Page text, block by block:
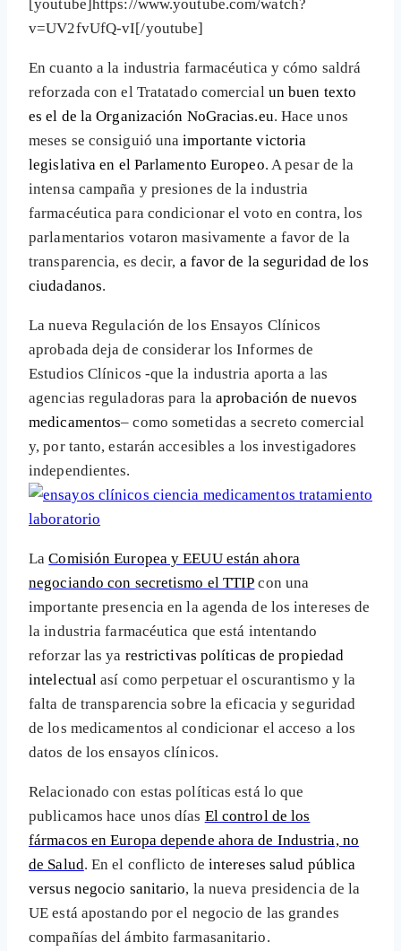
[youtube]https://www.youtube.com/watch?
v=UV2fvUfQ-vI[/youtube]
En cuanto a la industria farmacéutica y cómo saldrá
reforzada con el Tratatado comercial un buen texto
es el de la Organización NoGracias.eu. Hace unos
meses se consiguió unaimportante victoria
legislativa en el Parlamento Europeo. A pesar de la
intensa campaña y presiones de la industria
farmacéutica para condicionar el voto en contra, los
parlamentarios votaron masivamente a favor de la
transparencia, es decir, a favor de la seguridad de los
ciudadanos.
La nueva Regulación de los Ensayos Clínicos
aprobada deja de considerar los Informes de
Estudios Clínicos -que la industria aporta a las
agencias reguladoras para la aprobación de nuevos
medicamentos– como sometidas a secreto comercial
y, por tanto, estarán accesibles a los investigadores
independientes.
LaComisión Europea y EEUU están ahora
negociando con secretismo el TTIP con una
importante presencia en la agenda de los intereses de
la industria farmacéutica que está intentando
reforzar las ya restrictivas políticas de propiedad
intelectual así como perpetuar el oscurantismo y la
falta de transparencia sobre la eficacia y seguridad
de los medicamentos al condicionar el acceso a los
datos de los ensayos clínicos.
Relacionado con estas políticas está lo que
publicamos hace unos días El control de los
fármacos en Europa depende ahora de Industria, no
de Salud. En el conflicto de intereses salud pública
versus negocio sanitario, la nueva presidencia de la
UE está apostando por el negocio de las grandes
compañías del ámbito farmasanitario.